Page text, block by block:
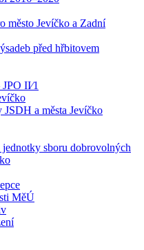
město Jevíčko a Zadní
před hřbitovem
II⁄1
JSDH a města Jevíčko
sboru dobrovolných
MěÚ